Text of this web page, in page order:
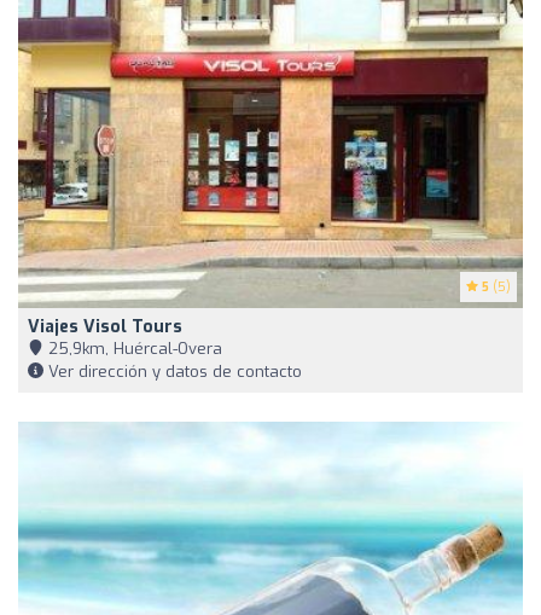
5 (5)
Viajes Visol Tours
25,9km, Huércal-Overa
Ver dirección y datos de contacto